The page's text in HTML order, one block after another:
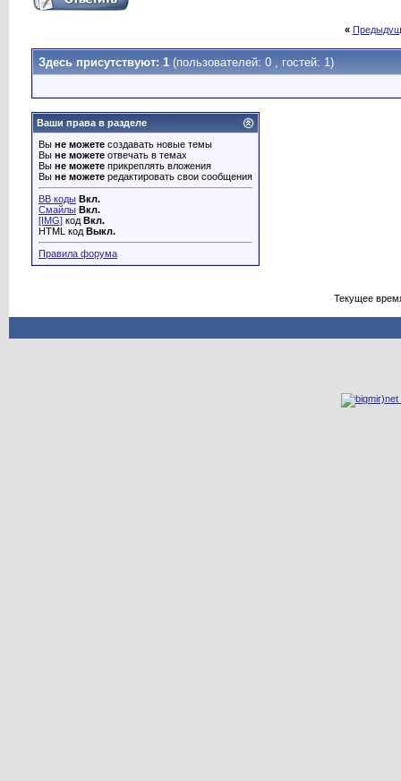
«
Здесь присутствуют: 1 (пользователей: 0 , гостей: 1)
Ваши права в разделе
Вы не можете создавать новые темы
Вы не можете отвечать в темах
Вы не можете прикреплять вложения
Вы не можете редактировать свои сообщения
BB коды Вкл.
Смайлы Вкл.
[IMG] код Вкл.
HTML код Выкл.
Правила форума
Текущее